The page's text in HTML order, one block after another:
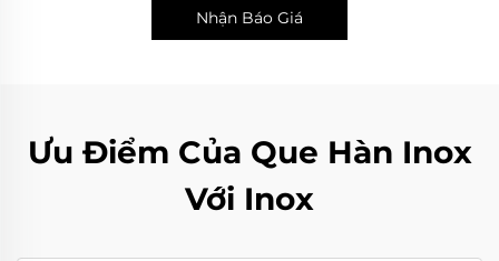
Nhận Báo Giá
Ưu Điểm Của Que Hàn Inox
Với Inox